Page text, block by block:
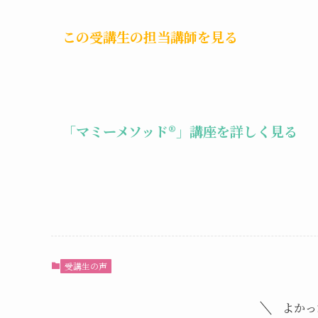
この受講生の担当講師を見る
「マミーメソッド®︎」講座を詳しく見る
受講生の声
よか